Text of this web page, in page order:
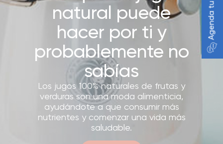
natural puede
hacer por ti y
probablemente no
sabías
Los jugos 100% naturales de frutas y
verduras son una moda alimenticia,
ayudándote a que consumir más
nutrientes y comenzar una vida más
saludable.